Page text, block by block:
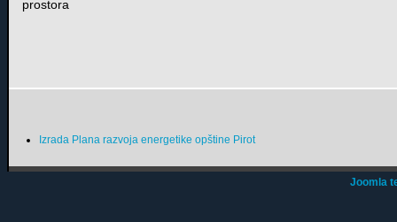
prostora
Izrada Plana razvoja energetike opštine Pirot
Joomla